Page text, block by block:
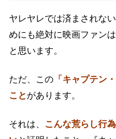
ヤレヤレでは済まされな
めにも絶対に映画ファン
と思います。
ただ、この 「キャプテン
ことがあります。
それは、 こんな荒らし行